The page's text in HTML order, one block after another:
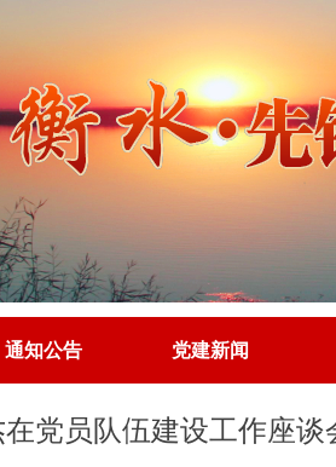
通知公告
通知公告
党建新闻
党建新闻
党员队伍建设工作座